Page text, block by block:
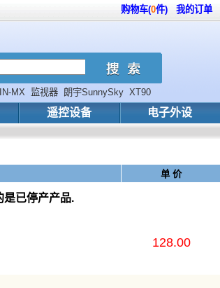
MX 监视器 朗宇SunnySky XT90
遥控设备 电子外设
购物车(0件) 我的订单
单 价
是已停产产品.
128.00